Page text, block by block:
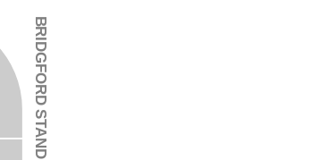
BRIDGFORD STAND